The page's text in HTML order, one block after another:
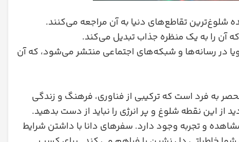
شلوغ‌ترین تقاطع‌های دنیا به آن مراجعه می‌کنند.
آن را به یک منظره جذاب تبدیل می‌کند.
در رسانه‌ها و شبکه‌های اجتماعی منتشر می‌شود، که آن
به فرد است که ترکیبی از فناوری، فرهنگ و زندگی
از این نقطه شلوغ و پر انرژی را نباید از دست بدهید.
و تجربه وجود دارد. سفرهای دانا با داشتن شرایط